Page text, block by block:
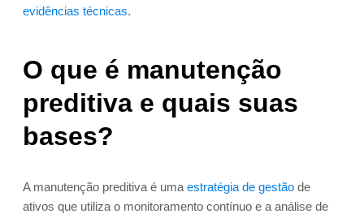
evidências técnicas.
O que é manutenção
preditiva e quais suas
bases?
A manutenção preditiva é uma estratégia de gestão de
ativos que utiliza o monitoramento contínuo e a análise de